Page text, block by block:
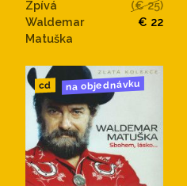
Zpívá
Waldemar
Matuška
(€ 25)
€ 22
cd na objednávku